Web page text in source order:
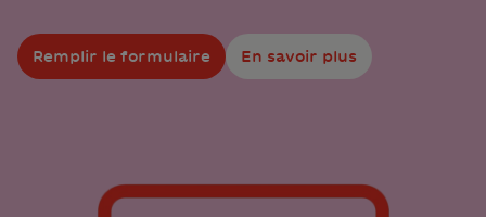
Remplir le formulaire En savoir plus